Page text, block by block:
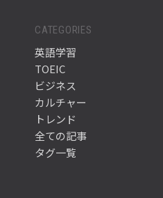
CATEGORIES
英語学習
TOEIC
ビジネス
カルチャー
トレンド
全ての記事
タグ一覧